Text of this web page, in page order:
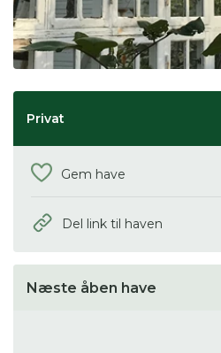
Privat
Gem have
Del link til haven
Næste åben have